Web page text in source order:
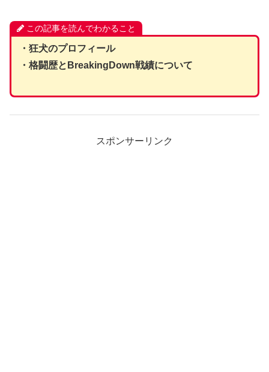
この記事を読んでわかること
・狂犬のプロフィール
・格闘歴とBreakingDown戦績について
スポンサーリンク